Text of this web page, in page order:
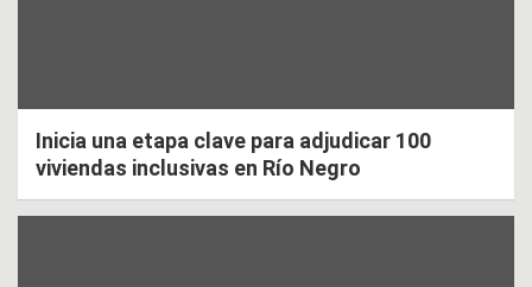
Inicia una etapa clave para adjudicar 100
viviendas inclusivas en Río Negro